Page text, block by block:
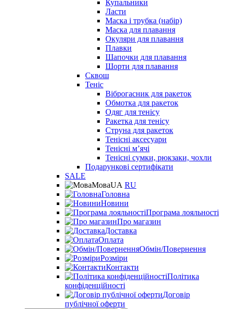
Купальники
Ласти
Маска і трубка (набір)
Маска для плавання
Окуляри для плавання
Плавки
Шапочки для плавання
Шорти для плавання
Сквош
Теніс
Віброгасник для ракеток
Обмотка для ракеток
Одяг для тенісу
Ракетка для тенісу
Струна для ракеток
Тенісні аксесуари
Тенісні мʼячі
Тенісні сумки, рюкзаки, чохли
Подарункові сертифікати
SALE
МоваUA RU
Головна
Новини
Програма лояльності
Про магазин
Доставка
Оплата
Обмін/Повернення
Розміри
Контакти
Політика
конфіденційності
Договір
публічної оферти